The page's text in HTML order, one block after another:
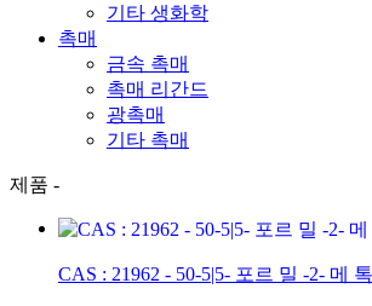
기타 생화학
촉매
금속 촉매
촉매 리간드
광촉매
기타 촉매
제품 -
CAS : 21962 - 50-5|5- 포르 밀 -2- 메